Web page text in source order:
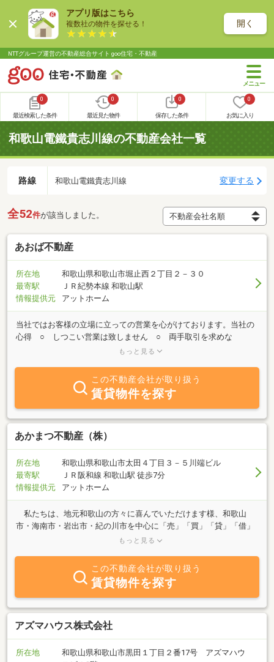
アプリ版はこちら
複数社の物件を探せる！ 開く
NTTグループ運営の不動産総合サイト goo住宅・不動産
0
最近検索した条件
0
最近見た物件
0
保存した条件
0
お気に入り
和歌山電鐵貴志川線の不動産会社一覧
路線 和歌山電鐵貴志川線 変更する
全52件が該当しました。
あおば不動産
所在地
和歌山県和歌山市堀止西２丁目２－３０
最寄駅
ＪＲ紀勢本線 和歌山駅
情報提供元
アットホーム
当社ではお客様の立場に立っての営業を心がけております。当社の
心得 ○ しつこい営業は致しません ○ 両手取引を求めな
い。 （売主様、買主様片方の利益を考えます） ○ お客様
もっと見る
この不動産会社が取り扱う
賃貸物件を探す
あかまつ不動産（株）
所在地
和歌山県和歌山市太田４丁目３－５川端ビル
最寄駅
ＪＲ阪和線 和歌山駅 徒歩7分
情報提供元
アットホーム
私たちは、地元和歌山の方々に喜んでいただけます様、和歌山
市・海南市・岩出市・紀の川市を中心に「売」「買」「貸」「借」
「有効活用」等不動産のトータルプランナーとして頑張っていま
言葉にしています。 不動産に関するご相談・お問合せ等、どうぞ
お気軽にご来店・お電話・メール・ＬＩＮＥ等いただければと思い
ます。 スタッフ一同心よりお待ち致しております。
もっと見る
この不動産会社が取り扱う
賃貸物件を探す
アズマハウス株式会社
所在地
和歌山県和歌山市黒田１丁目２番17号 アズマハウ